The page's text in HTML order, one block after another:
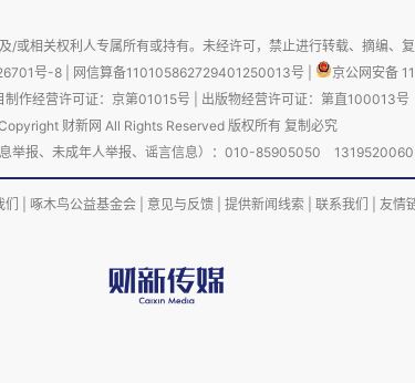
、年糕等都不是买，而是自己做，年
小时候看家里的阿姨自己做馅、摇元
外”拿着放大镜研究北京的元宵馅是怎
台温度低些，不容易坏，摆放不乱，
/或相关权利人专属所有或持有。未经许可，禁止进行转载、摘编、
号-8 网信算备110105862729401250013号
京公网安备
制作经营许可证：京第01015号
出版物经营许可证：第直100013号
财新网 All Rights Reserved 版权所有 复制必究
举报、未成年人举报、谣言信息）：010-85905050
啄木鸟公益基金会 意见与反馈 提供新闻线索 联系我们 友情